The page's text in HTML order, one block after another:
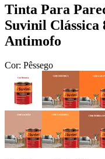
Tinta Para
Suvinil
Antimofo
Cor: Pêssego